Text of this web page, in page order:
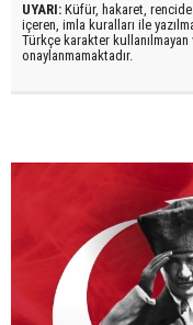
UYARI: Küfür, hakaret,
içeren, imla kuralları ile
Türkçe karakter
onaylanmamaktadır.